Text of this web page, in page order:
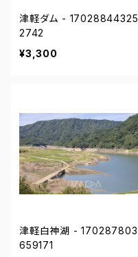
津軽ダム - 17028844325
2742
¥3,300
津軽白神湖 - 170287803
659171